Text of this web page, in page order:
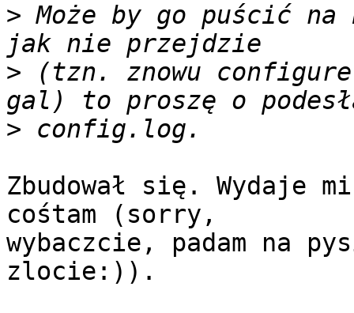
> Może by go puścić
> (tzn. znowu
>
Zbudował się. Wydaje
cośtam (sorry,
wybaczcie, padam na
zlocie:)).